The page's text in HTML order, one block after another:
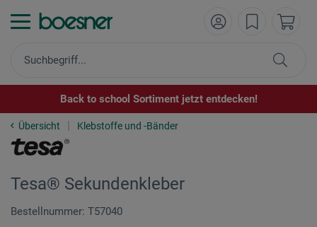
Back to school Sortiment jetzt entdecken!
Übersicht Klebstoffe und -Bänder
Tesa® Sekundenkleber
Bestellnummer: T57040